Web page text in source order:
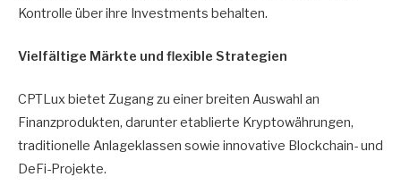
Kontrolle über ihre Investments behalten.
Vielfältige Märkte und flexible Strategien
CPTLux bietet Zugang zu einer breiten Auswahl an
Finanzprodukten, darunter etablierte Kryptowährungen,
traditionelle Anlageklassen sowie innovative Blockchain- und
DeFi-Projekte.